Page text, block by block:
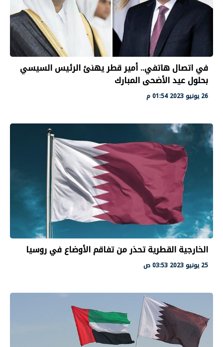
في اتصال هاتفي.. أمير قطر يهنئ الرئيس السيسي
بحلول عيد الأضحى المبارك
26 يونيو 2023 01:54 م
الخارجية القطرية تحذر من تفاقم الأوضاع في روسيا
25 يونيو 2023 03:53 ص